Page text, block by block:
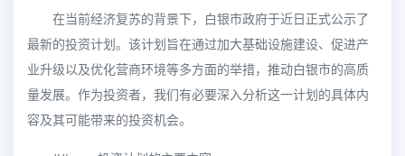
在当前经济复苏的背景下，白银市政府于近日正式公示了
最新的投资计划。该计划旨在通过加大基础设施建设、促进产
业升级以及优化营商环境等多方面的举措，推动白银市的高质
量发展。作为投资者，我们有必要深入分析这一计划的具体内
容及其可能带来的投资机会。